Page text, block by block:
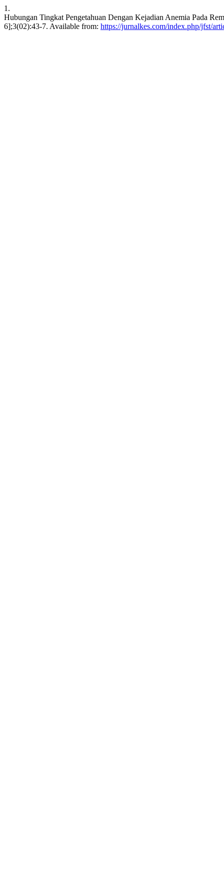
1.
Hubungan Tingkat Pengetahuan Dengan Kejadian Anemia Pada
6];3(02):43-7. Available from: https://jurnalkes.com/index.php/jfst/